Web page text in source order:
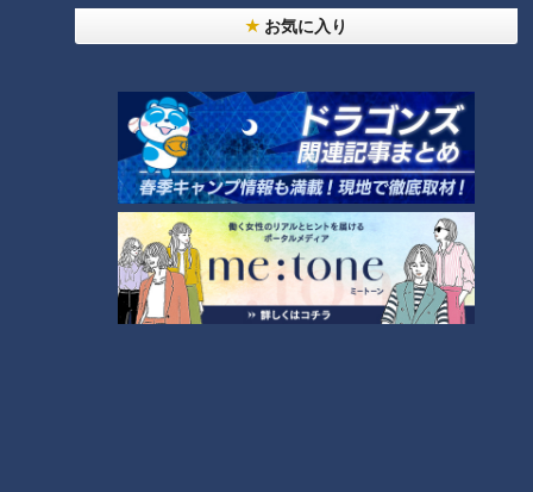
お気に入り
「サンデードラゴンズ」(C)CBCテレビ
『投手からの信頼度をMAX100とすると、自分ではどのく
らいだと思いますか？』
＜アンサー＞
“むずいな～エグイな～”とブツブツ独り言をつぶやきながら考